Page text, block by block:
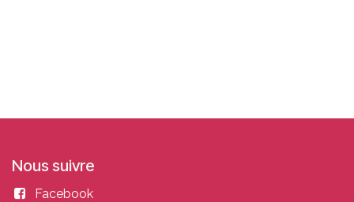
Nous suivre
Facebook